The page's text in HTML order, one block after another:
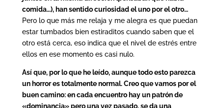
comida…), han sentido curiosidad el uno por el otro…
Pero lo que más me relaja y me alegra es que puedan
estar tumbados bien estiraditos cuando saben que el
otro está cerca, eso indica que el nivel de estrés entre
ellos en ese momento es casi nulo.
Así que, por lo que he leído, aunque todo esto parezca
un horror es totalmente normal. Creo que vamos por el
buen camino: en cada encuentro hay un patrón de
«dominancia» pero una vez pasado, se da una